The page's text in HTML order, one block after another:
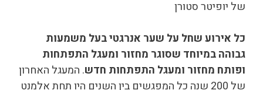
של יופיטר סטורן
כל אירוע שחל על שער אנרגטי בעל משמעות
גבוהה במיוחד שסוגר מחזור ומעגל התפתחות
ופותח מחזור ומעגל התפתחות חדש. המעגל האחרון
של 200 שנה כל המפגשים בין השנים היו תחת אלמנט